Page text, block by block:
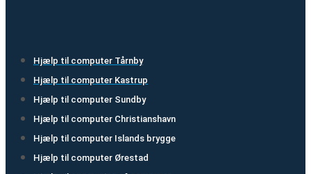
Hjælp til computer Tårnby
Hjælp til computer Kastrup
Hjælp til computer Sundby
Hjælp til computer Christianshavn
Hjælp til computer Islands brygge
Hjælp til computer Ørestad